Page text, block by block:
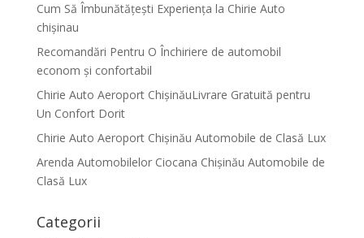
Cum Să Îmbunătățești Experiența la Chirie Auto
chişinau
Recomandări Pentru O Închiriere de automobil
econom și confortabil
Chirie Auto Aeroport ChișinăuLivrare Gratuită pentru
Un Confort Dorit
Chirie Auto Aeroport Chișinău Automobile de Clasă Lux
Arenda Automobilelor Ciocana Chișinău Automobile de
Clasă Lux
Categorii